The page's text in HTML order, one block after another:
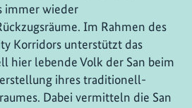
immer wieder
Im Rahmen des
Korridors unterstützt das
hier lebende Volk der San beim
ihres traditionell-
Dabei vermitteln die San